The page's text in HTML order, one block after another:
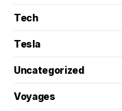
Tech
Tesla
Uncategorized
Voyages